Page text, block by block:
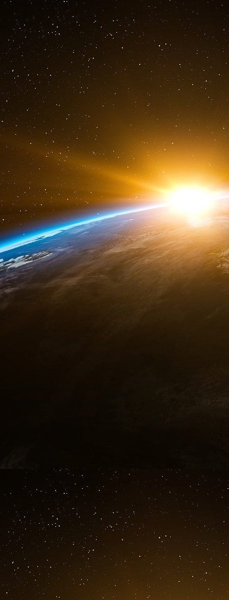
La fermeture potentielle de l’usine Audi
déclenché de nombreuses protestations.
Plus
dans les rues de Bruxelles, protestant
appelant les autorités européennes à
concurrence étrangère moins chère,
L’usine Audi de Bruxelles, qui fabrique le
laquelle sont confrontées même les
qu’elle produise un modèle conforme à la
vertes, l’usine risque d’être fermée en
responsables syndicaux préviennent que le
vaste, l’industrie européenne perdant du
chers.
Le marché du travail européen, en
des tensions croissantes alors que les
coûts en réponse à la hausse des prix de
Volkswagen, par exemple, a déjà mis fin
décennies et pourrait fermer des usines
une intervention significative, de
confrontées à la fermeture, ce qui entraînerait
prix du pétrole brut Brent oscillent autour de
ont augmenté de 60 % depuis l’été,
compétitive par rapport à d’autres
et le Canada.
La dépendance de l’Europe à l’égard des
russe, n’a pas été totalement atténuée
d’approvisionnement.
Les expéditions de gaz norvégien et de gaz
lacunes, mais pas suffisamment pour
Ces coûts de production plus élevés